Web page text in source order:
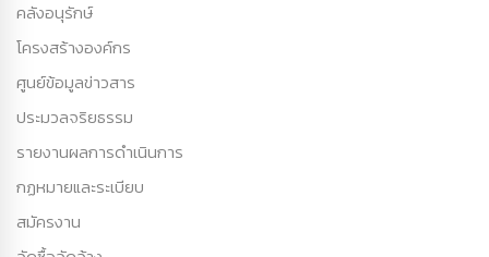
คลังอนุรักษ์
โครงสร้างองค์กร
ศูนย์ข้อมูลข่าวสาร
ประมวลจริยธรรม
รายงานผลการดำเนินการ
กฏหมายและระเบียบ
สมัครงาน